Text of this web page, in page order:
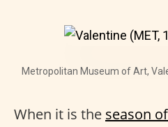
Metropolitan Museum of Art,
When it is the season